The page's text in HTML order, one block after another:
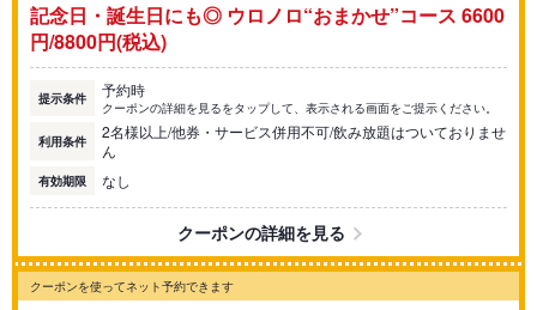
記念日・誕生日にも◎ ウロノロ“おまかせ”コース 6600
円/8800円(税込)
提示条件 予約時
クーポンの詳細を見るをタップして、表示される画面をご提示ください。
利用条件
2名様以上/他券・サービス併用不可/飲み放題はついておりませ
ん
有効期限 なし
クーポンの詳細を見る
クーポンを使ってネット予約できます